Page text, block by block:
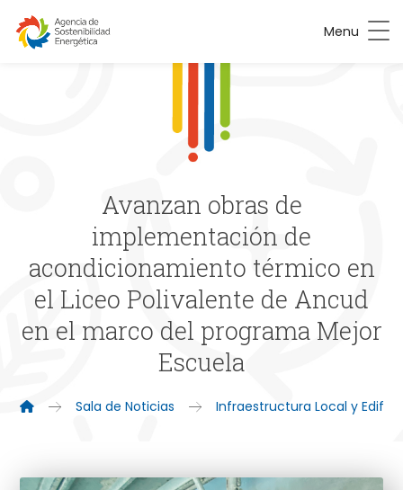
Menu
Avanzan obras de
implementación de
acondicionamiento térmico en
el Liceo Polivalente de Ancud
en el marco del programa Mejor
Escuela
Sala de Noticias Infraestructura Local y